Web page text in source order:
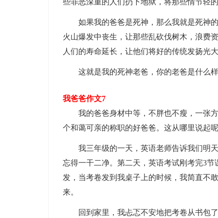
些罪恶深重的人们扔下地狱，将那些情节轻
如果我的爸爸是死神，那么我就是死神的
火山爆发中丧生，让那些乱砍伐树木，浪费
人们的寿命延长，让他们将好的传统发扬光
这就是我的死神老爸，你的老爸是什么样
我爸爸作文7
我的爸爸身材中等，不胖也不瘦，一张方
个和蔼可亲的称职的好爸爸。这从哪里说起
我三年级的一天，英语老师告诉我们明天
忘得一干二净。第二天，英语考试刚考完3
发，当考卷发到我桌子上的时候，我简直不
来。
回到家里，我忐忑不安地把考卷从书包了